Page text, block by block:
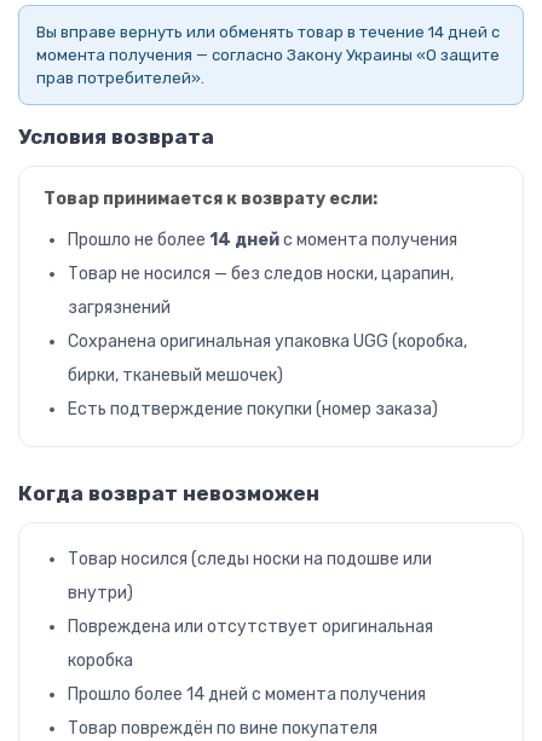
Вы вправе вернуть или обменять товар в течение 14 дней с
момента получения — согласно Закону Украины «О защите
прав потребителей».
Условия возврата
Товар принимается к возврату если:
Прошло не более 14 днейс момента получения
Товар не носился — без следов носки, царапин,
загрязнений
Сохранена оригинальная упаковка UGG (коробка,
бирки, тканевый мешочек)
Есть подтверждение покупки (номер заказа)
Когда возврат невозможен
Товар носился (следы носки на подошве или
внутри)
Повреждена или отсутствует оригинальная
коробка
Прошло более 14 дней с момента получения
Товар повреждён по вине покупателя